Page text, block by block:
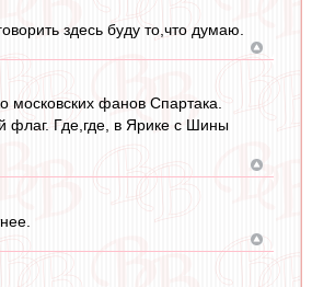
здесь буду то,что думаю.
московских фанов Спартака.
флаг. Где,где, в Ярике с Шины